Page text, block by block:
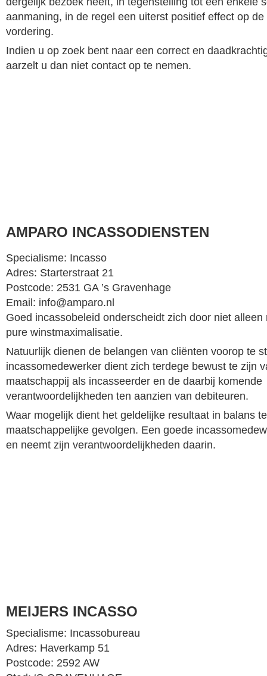
aanmaning, in de regel een uiterst positief effect op
vordering.
Indien u op zoek bent naar een correct en
aarzelt u dan niet contact op te nemen.
AMPARO INCASSODIENSTEN
Specialisme: Incasso
Adres: Starterstraat 21
Postcode: 2531 GA ’s Gravenhage
Email: info@amparo.nl
Goed incassobeleid onderscheidt zich door niet
pure winstmaximalisatie.
Natuurlijk dienen de belangen van cliënten voorop te
incassomedewerker dient zich terdege bewust te zijn
maatschappij als incasseerder en de daarbij komende
verantwoordelijkheden ten aanzien van debiteuren.
Waar mogelijk dient het geldelijke resultaat in balans
maatschappelijke gevolgen. Een goede
en neemt zijn verantwoordelijkheden daarin.
MEIJERS INCASSO
Specialisme: Incassobureau
Adres: Haverkamp 51
Postcode: 2592 AW